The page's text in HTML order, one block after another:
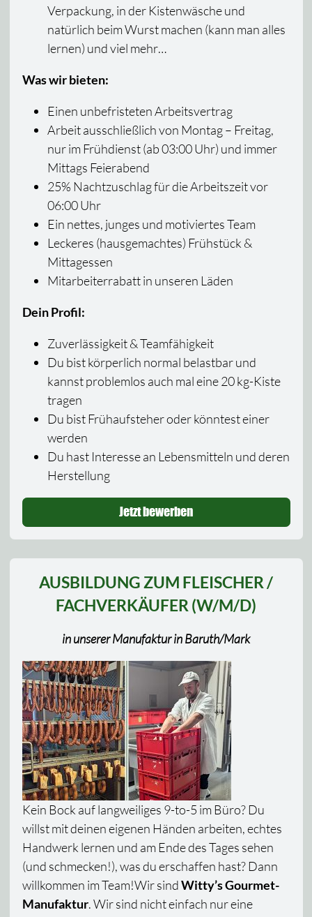
Verpackung, in der Kistenwäsche und
natürlich beim Wurst machen (kann man alles
lernen) und viel mehr…
Was wir bieten:
Einen unbefristeten Arbeitsvertrag
Arbeit ausschließlich von Montag – Freitag,
nur im Frühdienst (ab 03:00 Uhr) und immer
Mittags Feierabend
25% Nachtzuschlag für die Arbeitszeit vor
06:00 Uhr
Ein nettes, junges und motiviertes Team
Leckeres (hausgemachtes) Frühstück &
Mittagessen
Mitarbeiterrabatt in unseren Läden
Dein Profil:
Zuverlässigkeit & Teamfähigkeit
Du bist körperlich normal belastbar und
kannst problemlos auch mal eine 20 kg-Kiste
tragen
Du bist Frühaufsteher oder könntest einer
werden
Du hast Interesse an Lebensmitteln und deren
Herstellung
Jetzt bewerben
AUSBILDUNG ZUM FLEISCHER /
FACHVERKÄUFER (W/M/D)
in unserer Manufaktur in Baruth/Mark
Kein Bock auf langweiliges 9-to-5 im Büro? Du
willst mit deinen eigenen Händen arbeiten, echtes
Handwerk lernen und am Ende des Tages sehen
(und schmecken!), was du erschaffen hast? Dann
willkommen im Team!Wir sindWitty’s Gourmet-
Manufaktur. Wir sind nicht einfach nur eine